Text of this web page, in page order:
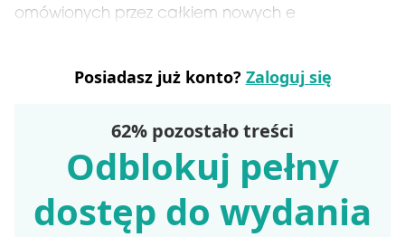
omówionych przez całkiem nowych e
Posiadasz już konto? Zaloguj się
62% pozostało treści
Odblokuj pełny
dostęp do wydania